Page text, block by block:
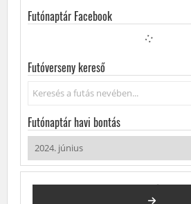
Futónaptár Facebook
Futóverseny kereső
Keresés...
Futónaptár havi bontás